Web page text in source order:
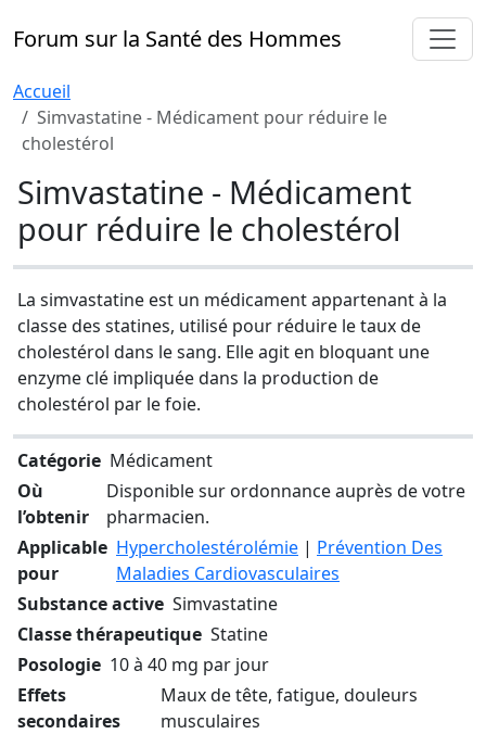
Forum sur la Santé des Hommes
Accueil
Simvastatine - Médicament pour réduire le
cholestérol
Simvastatine - Médicament
pour réduire le cholestérol
La simvastatine est un médicament appartenant à la
classe des statines, utilisé pour réduire le taux de
cholestérol dans le sang. Elle agit en bloquant une
enzyme clé impliquée dans la production de
cholestérol par le foie.
Catégorie Médicament
Où
l’obtenir
Disponible sur ordonnance auprès de votre
pharmacien.
Applicable
pour
Hypercholestérolémie | Prévention Des
Maladies Cardiovasculaires
Substance active Simvastatine
Classe thérapeutique Statine
Posologie 10 à 40 mg par jour
Effets
secondaires
Maux de tête, fatigue, douleurs
musculaires